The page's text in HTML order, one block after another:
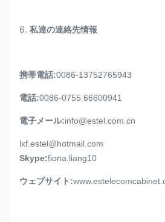
6. 私達の連絡先情報
携帯電話:0086-13752765943
電話:0086-0755 66600941
電子メール:info@estel.com.cn
lxf.estel@hotmail.com
Skype:fiona.liang10
ウェブサイト: